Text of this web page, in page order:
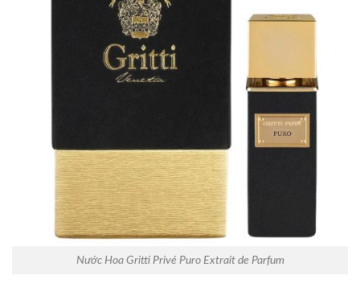
Nước Hoa Gritti Privé Puro Extrait de Parfum